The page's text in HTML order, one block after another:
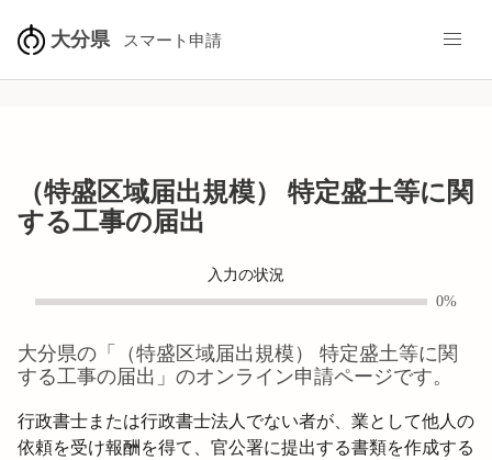
大分県 スマート申請
（特盛区域届出規模） 特定盛土等に関
する工事の届出
入力の状況
0%
大分県の「
（特盛区域届出規模） 特定盛土等に関
する工事の届出 」のオンライン申請ページです。
行政書士または行政書士法人でない者が、業として他人の
依頼を受け報酬を得て、官公署に提出する書類を作成する